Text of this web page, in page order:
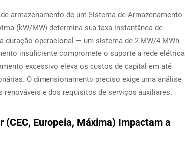
armazenamento de um Sistema de Armazenamento
(kW/MW) determina sua taxa instantânea de
duração operacional — um sistema de 2 MW/4 MWh
insuficiente compromete o suporte à rede elétrica
excessivo eleva os custos de capital em até
O dimensionamento preciso exige uma análise
renováveis e dos requisitos de serviços auxiliares.
Europeia, Máxima) Impactam a